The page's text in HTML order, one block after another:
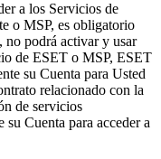
a los Servicios de
o MSP, es obligatorio
no podrá activar y usar
de ESET o MSP, ESET
su Cuenta para Usted
relacionado con la
de servicios
su Cuenta para acceder a